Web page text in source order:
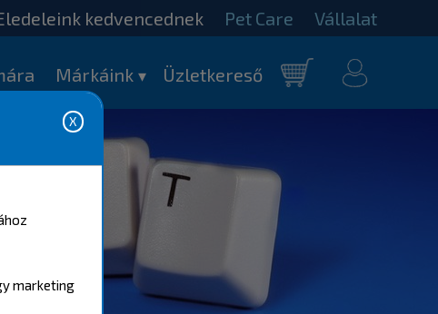
marketing
kedvencednek Pet Care Vállalat
Márkáink Üzletkereső
Kosár
fiókom